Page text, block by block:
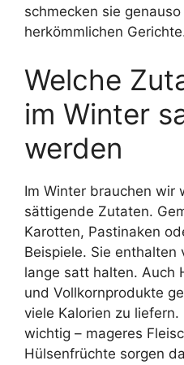
schmecken sie
herkömmlichen
Welche
im Winter
werden
Im Winter brauchen wir
sättigende Zutaten.
Karotten, Pastinaken
Beispiele. Sie
lange satt halten. Auch
und Vollkornprodukte
viele Kalorien zu
wichtig – mageres
Hülsenfrüchte sorgen